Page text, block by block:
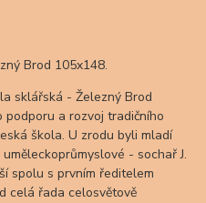
Brod 105x148.
sklářská - Železný Brod
a rozvoj tradičního
škola. U zrodu byli mladí
- sochař J.
spolu s prvním ředitelem
celá řada celosvětově